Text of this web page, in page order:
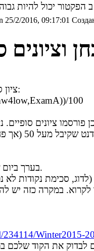
25/2/2016, 09:17:01
ציון סופי ללא פקטור חושב עפ״י הנוסחה:
100
הסריקות יהיו זמינות באתר UG בערך ביום שני.
סכימת נקודות לא
234114/Winter2015-
לבדוק את הקוד שלכם